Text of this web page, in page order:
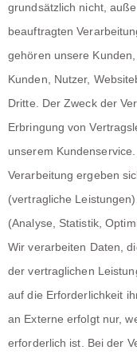
grundsätzlich nicht,
beauftragten
gehören unsere
Kunden, Nutzer,
Dritte. Der Zweck der
Erbringung von
unserem
Verarbeitung ergeben
(vertragliche
(Analyse, Statistik,
Wir verarbeiten Daten,
der vertraglichen
auf die Erforderlichkeit
an Externe erfolgt nur,
erforderlich ist. Bei der